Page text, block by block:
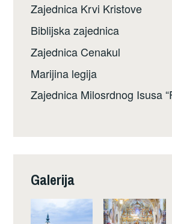
Zajednica Krvi Kristove
Biblijska zajednica
Zajednica Cenakul
Marijina legija
Zajednica Milosrdnog Isusa
Galerija